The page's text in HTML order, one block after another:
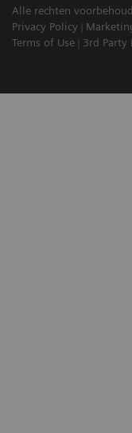
Alle rechten
Privacy Policy
Terms of Use
3rd Party